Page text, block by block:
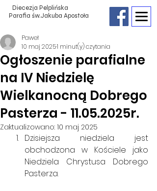
Parafia św.Jakuba Apostoła
Diecezja Pelplińska
Ogłoszenie parafialne
na IV Niedzielę
Wielkanocną Dobrego
Pasterza - 11.05.2025r.
Paweł
10 maj 20251 minut(y) czytania
Zaktualizowano: 10 maj 2025
Dzisiejsza niedziela jest
obchodzona w Kościele jako
Niedziela Chrystusa Dobrego
Pasterza.